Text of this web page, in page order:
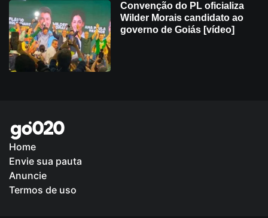
Convenção do PL oficializa
Wilder Morais candidato ao
governo de Goiás [vídeo]
Home
Envie sua pauta
Anuncie
Termos de uso